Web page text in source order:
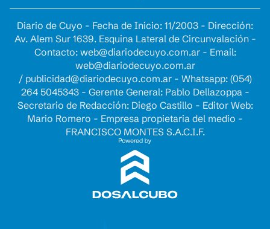
Diario de Cuyo - Fecha de Inicio: 11/2003 - Dirección:
Av. Alem Sur 1639. Esquina Lateral de Circunvalación -
Contacto: web@diariodecuyo.com.ar- Email:
web@diariodecuyo.com.ar
/ publicidad@diariodecuyo.com.ar- Whatsapp: (054)
264 5045343 - Gerente General: Pablo Dellazoppa -
Secretario de Redacción: Diego Castillo - Editor Web:
Mario Romero - Empresa propietaria del medio -
FRANCISCO MONTES S.A.C.I.F.